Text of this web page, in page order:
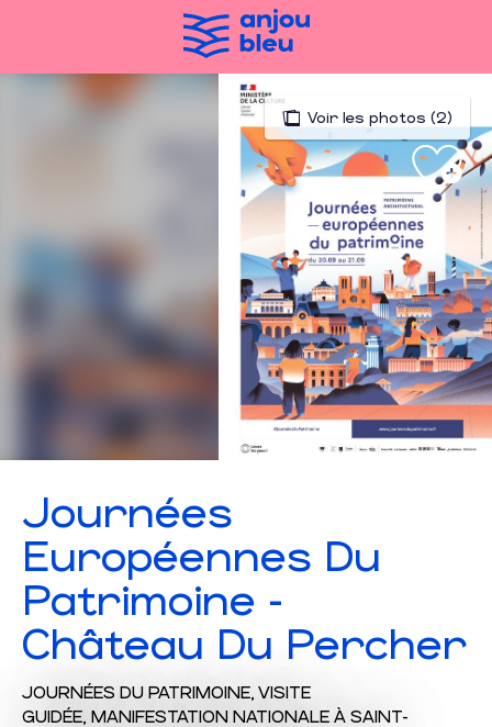
Voir les photos (2)
Journées
Européennes Du
Patrimoine -
Château Du Percher
JOURNÉES DU PATRIMOINE, VISITE
GUIDÉE, MANIFESTATION NATIONALE À SAINT-